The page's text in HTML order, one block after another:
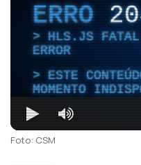
ERRO
HLS.JS FATAL
ERROR
ESTE
MOMENTO
Foto: CSM